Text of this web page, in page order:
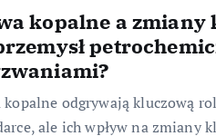
kopalne a zmiany
kopalne odgrywają kluczową
ale ich wpływ na zmiany